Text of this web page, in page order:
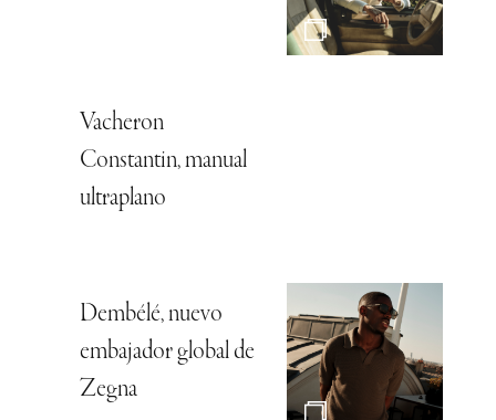
Vacheron
Constantin, manual
ultraplano
Dembélé, nuevo
embajador global de
Zegna